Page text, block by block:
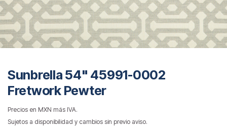
Sunbrella 54" 45991-0002
Fretwork Pewter
Precios en MXN más IVA.
Sujetos a disponibilidad y cambios sin previo aviso.